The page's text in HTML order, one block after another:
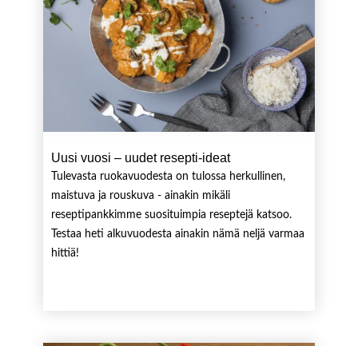
Uusi vuosi – uudet resepti-ideat
Tulevasta ruokavuodesta on tulossa herkullinen,
maistuva ja rouskuva - ainakin mikäli
reseptipankkimme suosituimpia reseptejä katsoo.
Testaa heti alkuvuodesta ainakin nämä neljä varmaa
hittiä!